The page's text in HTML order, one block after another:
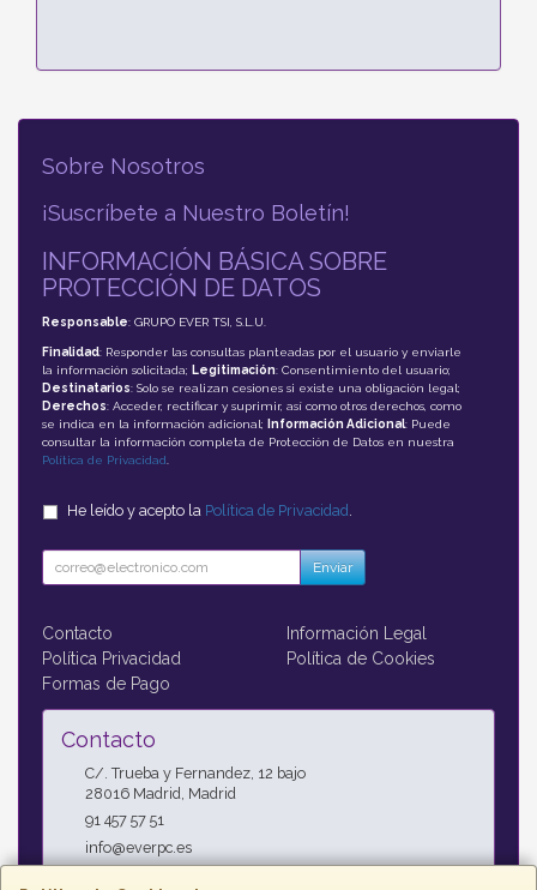
Sobre Nosotros
¡Suscríbete a Nuestro Boletín!
INFORMACIÓN BÁSICA SOBRE
PROTECCIÓN DE DATOS
Responsable: GRUPO EVER TSI, S.L.U.
Finalidad: Responder las consultas planteadas por el usuario y enviarle
la información solicitada; Legitimación: Consentimiento del usuario;
Destinatarios: Solo se realizan cesiones si existe una obligación legal;
Derechos: Acceder, rectificar y suprimir, así como otros derechos, como
se indica en la información adicional;
Información Adicional: Puede
consultar la información completa de Protección de Datos en nuestra
Política de Privacidad
He leído y acepto la Política de Privacidad
Enviar
Contacto
Información Legal
Política Privacidad
Política de Cookies
Formas de Pago
Contacto
C/. Trueba y Fernandez, 12 bajo
28016 Madrid Madrid
91 457 57 51
info@everpc.es